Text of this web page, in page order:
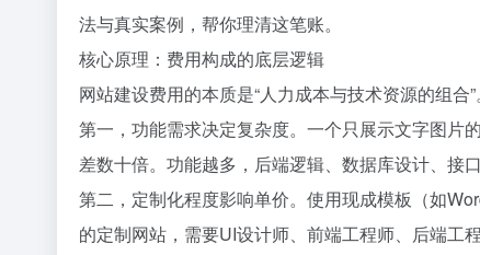
法与真实案例，帮你理清这笔账。
核心原理：费用构成的底层逻辑
网站建设费用的本质是“人力成本与技术资源的组合
第一，功能需求决定复杂度。一个只展示文字图片
差数十倍。功能越多，后端逻辑、数据库设计、接
第二，定制化程度影响单价。使用现成模板（如
的定制网站，需要UI设计师、前端工程师、后端工